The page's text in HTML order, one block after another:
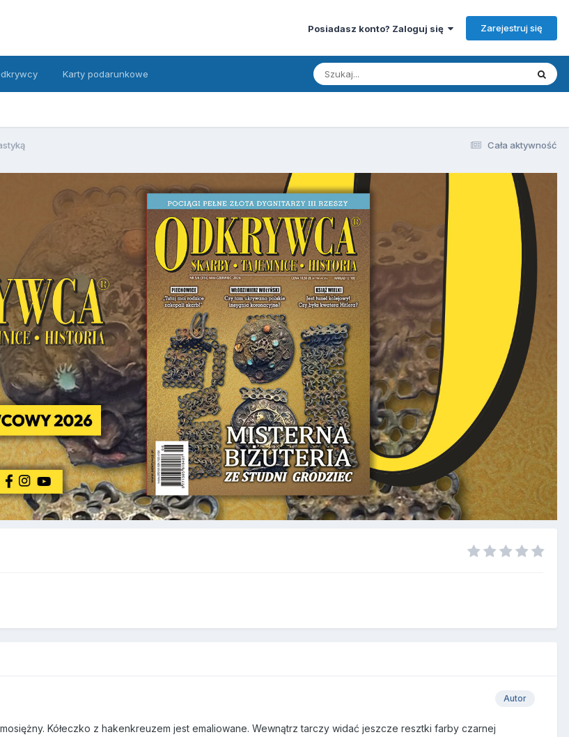
Posiadasz konto? Zaloguj się Zarejestruj się
Karty podarunkowe
Cała aktywność
Autor
Kółeczko z hakenkreuzem jest emaliowane. Wewnątrz tarczy widać jeszcze resztki farby czarnej